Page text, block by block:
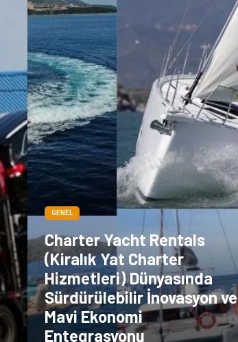
GENEL
Charter Yacht Rentals
(Kiralık Yat Charter
Hizmetleri) Dünyasında
Sürdürülebilir İnovasyon ve
Mavi Ekonomi
Entegrasyonu